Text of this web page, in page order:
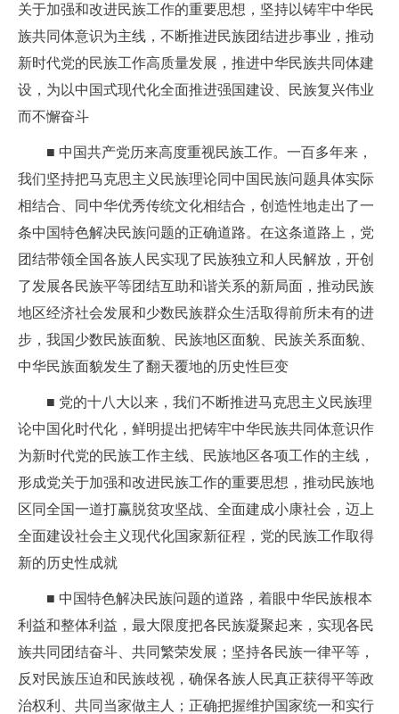
关于加强和改进民族工作的重要思想，坚持以铸牢中华民
族共同体意识为主线，不断推进民族团结进步事业，推动
新时代党的民族工作高质量发展，推进中华民族共同体建
设，为以中国式现代化全面推进强国建设、民族复兴伟业
而不懈奋斗
■ 中国共产党历来高度重视民族工作。一百多年来，
我们坚持把马克思主义民族理论同中国民族问题具体实际
相结合、同中华优秀传统文化相结合，创造性地走出了一
条中国特色解决民族问题的正确道路。在这条道路上，党
团结带领全国各族人民实现了民族独立和人民解放，开创
了发展各民族平等团结互助和谐关系的新局面，推动民族
地区经济社会发展和少数民族群众生活取得前所未有的进
步，我国少数民族面貌、民族地区面貌、民族关系面貌、
中华民族面貌发生了翻天覆地的历史性巨变
■ 党的十八大以来，我们不断推进马克思主义民族理
论中国化时代化，鲜明提出把铸牢中华民族共同体意识作
为新时代党的民族工作主线、民族地区各项工作的主线，
形成党关于加强和改进民族工作的重要思想，推动民族地
区同全国一道打赢脱贫攻坚战、全面建成小康社会，迈上
全面建设社会主义现代化国家新征程，党的民族工作取得
新的历史性成就
■ 中国特色解决民族问题的道路，着眼中华民族根本
利益和整体利益，最大限度把各民族凝聚起来，实现各民
族共同团结奋斗、共同繁荣发展；坚持各民族一律平等，
反对民族压迫和民族歧视，确保各族人民真正获得平等政
治权利、共同当家做主人；正确把握维护国家统一和实行